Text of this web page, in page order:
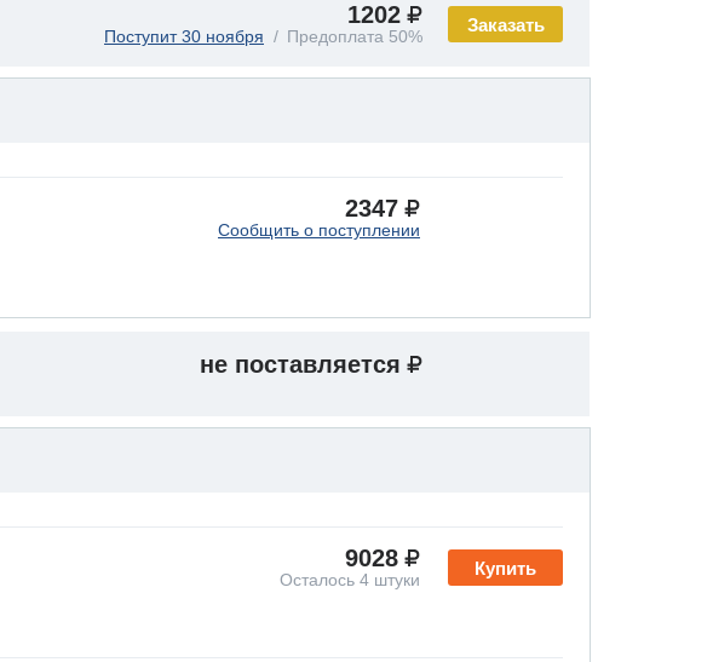
Заказать
1202
Поступит 30 ноября Предоплата 50%
2347
Сообщить о поступлении
не поставляется
Купить
9028
Осталось 4 штуки